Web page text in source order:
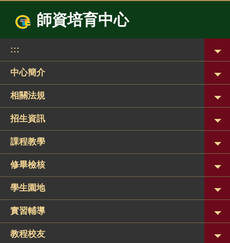
要
內
容
區
師資培育中心
:::
中心簡介
相關法規
招生資訊
課程教學
修畢檢核
學生園地
實習輔導
教程校友